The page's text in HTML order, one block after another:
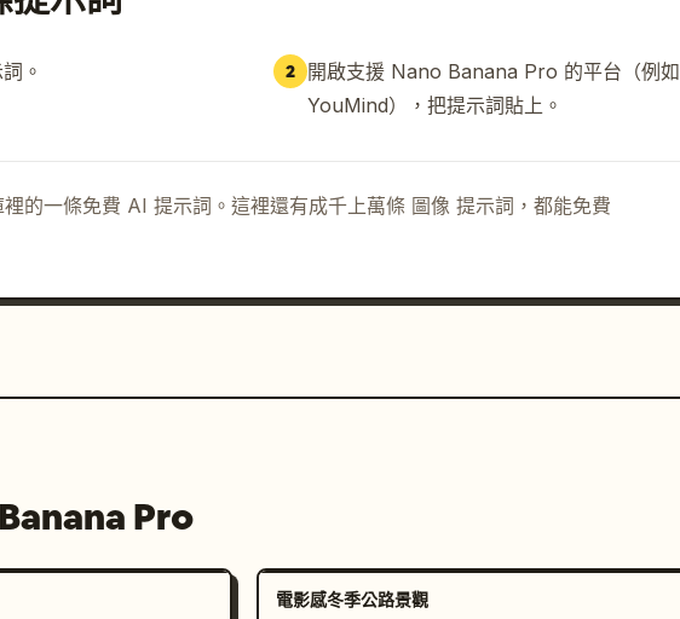
。 2 開啟支援 Nano Banana Pro 的平台（例如
YouMind），把提示詞貼上。
的一條免費 AI 提示詞。這裡還有成千上萬條 圖像 提示詞，都能免費
Pro
電影感冬季公路景觀